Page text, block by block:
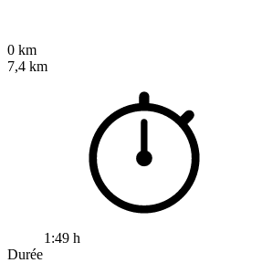
0 km
7,4 km
1:49 h
Durée